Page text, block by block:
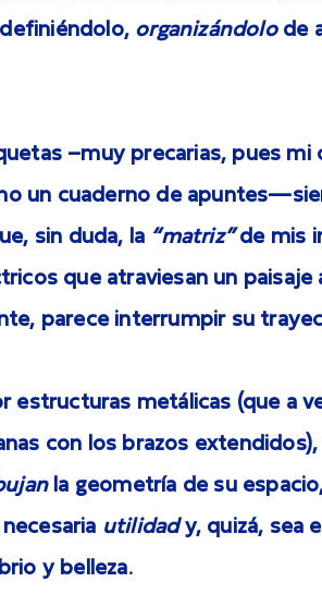
definiéndolo, organizándolode
–muy precarias, pues mi
un cuaderno de
sin duda, la “matriz”de mis
que atraviesan un paisaje
parece interrumpir su
estructuras metálicas (que a
con los brazos
la geometría de su
utilidady, quizá, sea
y belleza.